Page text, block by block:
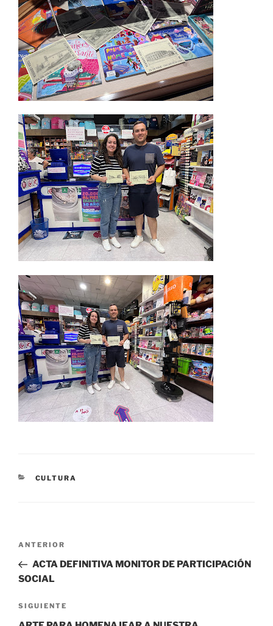
CATEGORÍAS
CULTURA
Navegación
entradas
Entrada
anterior:
ANTERIOR
ACTA DEFINITIVA MONITOR DE PARTICIPACIÓN
SOCIAL
Siguiente
entrada
SIGUIENTE